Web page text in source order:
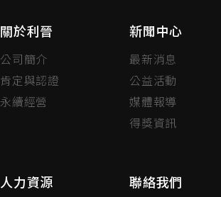
關於利晉
公司簡介
肯定與認證
永續經營
新聞中心
最新消息
公益活動
媒體報導
得獎資訊
人力資源 聯絡我們